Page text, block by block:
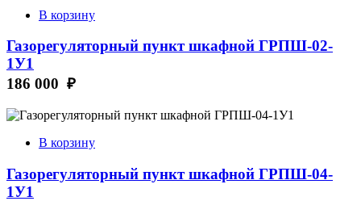
В корзину
Газорегуляторный пункт шкафной ГРПШ-02-
1У1
186 000 ₽
В корзину
Газорегуляторный пункт шкафной ГРПШ-04-
1У1